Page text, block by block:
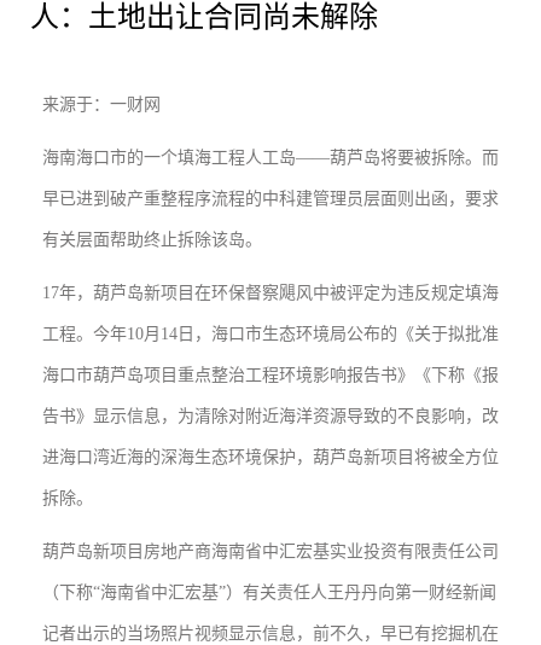
人：土地出让合同尚未解除
来源于：一财网
海南海口市的一个填海工程人工岛——葫芦岛将要被拆除。而
早已进到破产重整程序流程的中科建管理员层面则出函，要求
有关层面帮助终止拆除该岛。
17年，葫芦岛新项目在环保督察飓风中被评定为违反规定填海
工程。今年10月14日，海口市生态环境局公布的《关于拟批准
海口市葫芦岛项目重点整治工程环境影响报告书》《下称《报
告书》显示信息，为清除对附近海洋资源导致的不良影响，改
进海口湾近海的深海生态环境保护，葫芦岛新项目将被全方位
拆除。
葫芦岛新项目房地产商海南省中汇宏基实业投资有限责任公司
（下称“海南省中汇宏基”）有关责任人王丹丹向第一财经新闻
记者出示的当场照片视频显示信息，前不久，早已有挖掘机在